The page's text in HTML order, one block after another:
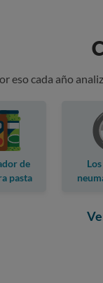
eso cada año
de
pasta